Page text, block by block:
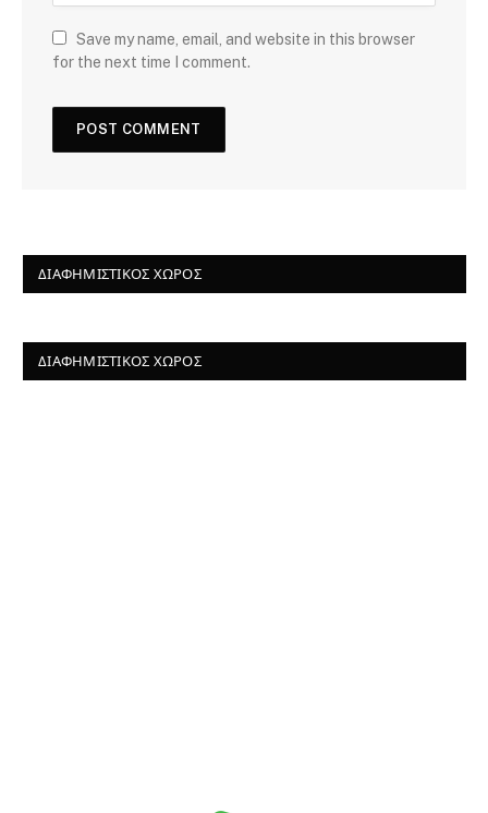
Save my name, email, and website in this browser
for the next time I comment.
ΔΙΑΦΗΜΙΣΤΙΚΌΣ ΧΏΡΟΣ
ΔΙΑΦΗΜΙΣΤΙΚΌΣ ΧΏΡΟΣ